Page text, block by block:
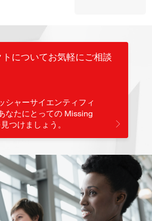
についてお気軽にご相談
シャーサイエンティフィ
なたにとっての Missing
つけましょう。